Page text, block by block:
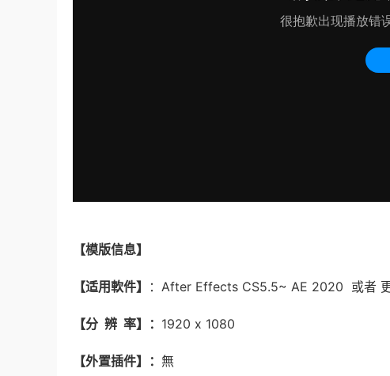
【模版信息】
【适用軟件】 ：After Effects CS5.5~ AE 2020 或者
【分 辨 率】： 1920 x 1080
【外置插件】： 無